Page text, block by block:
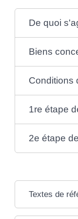
De quoi
Biens
Conditions
1re étape
2e étape
Textes de